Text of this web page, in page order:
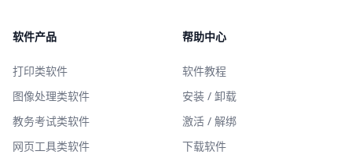
软件产品
打印类软件
图像处理类软件
教务考试类软件
网页工具类软件
帮助中心
软件教程
安装 / 卸载
激活 / 解绑
下载软件